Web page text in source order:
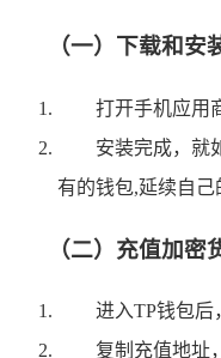
（一）下载和安
打开手机应用
安装完成，就
有的钱包,延续自己
（二）充值加密
进入TP钱包后
复制充值地址